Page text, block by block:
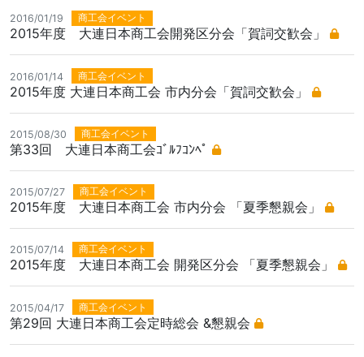
2016/01/19 商工会イベント
2015年度 大連日本商工会開発区分会「賀詞交歓会」
2016/01/14 商工会イベント
2015年度 大連日本商工会 市内分会「賀詞交歓会」
2015/08/30 商工会イベント
第33回 大連日本商工会ｺﾞﾙﾌｺﾝﾍﾟ
2015/07/27 商工会イベント
2015年度 大連日本商工会 市内分会 「夏季懇親会」
2015/07/14 商工会イベント
2015年度 大連日本商工会 開発区分会 「夏季懇親会」
2015/04/17 商工会イベント
第29回 大連日本商工会定時総会 &懇親会